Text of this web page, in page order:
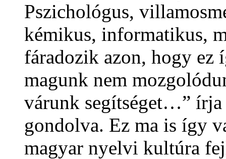
Pszichológus,
kémikus, informatikus,
fáradozik azon, hogy ez
magunk nem
várunk segítséget…” írja
gondolva. Ez ma is így
magyar nyelvi kultúra